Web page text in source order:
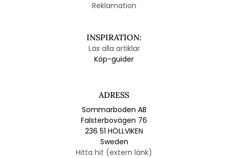
Reklamation
INSPIRATION:
Läs alla artiklar
Köp-guider
ADRESS
Sommarboden AB
Falsterbovägen 76
236 51 HÖLLVIKEN
Sweden
Hitta hit (extern länk)